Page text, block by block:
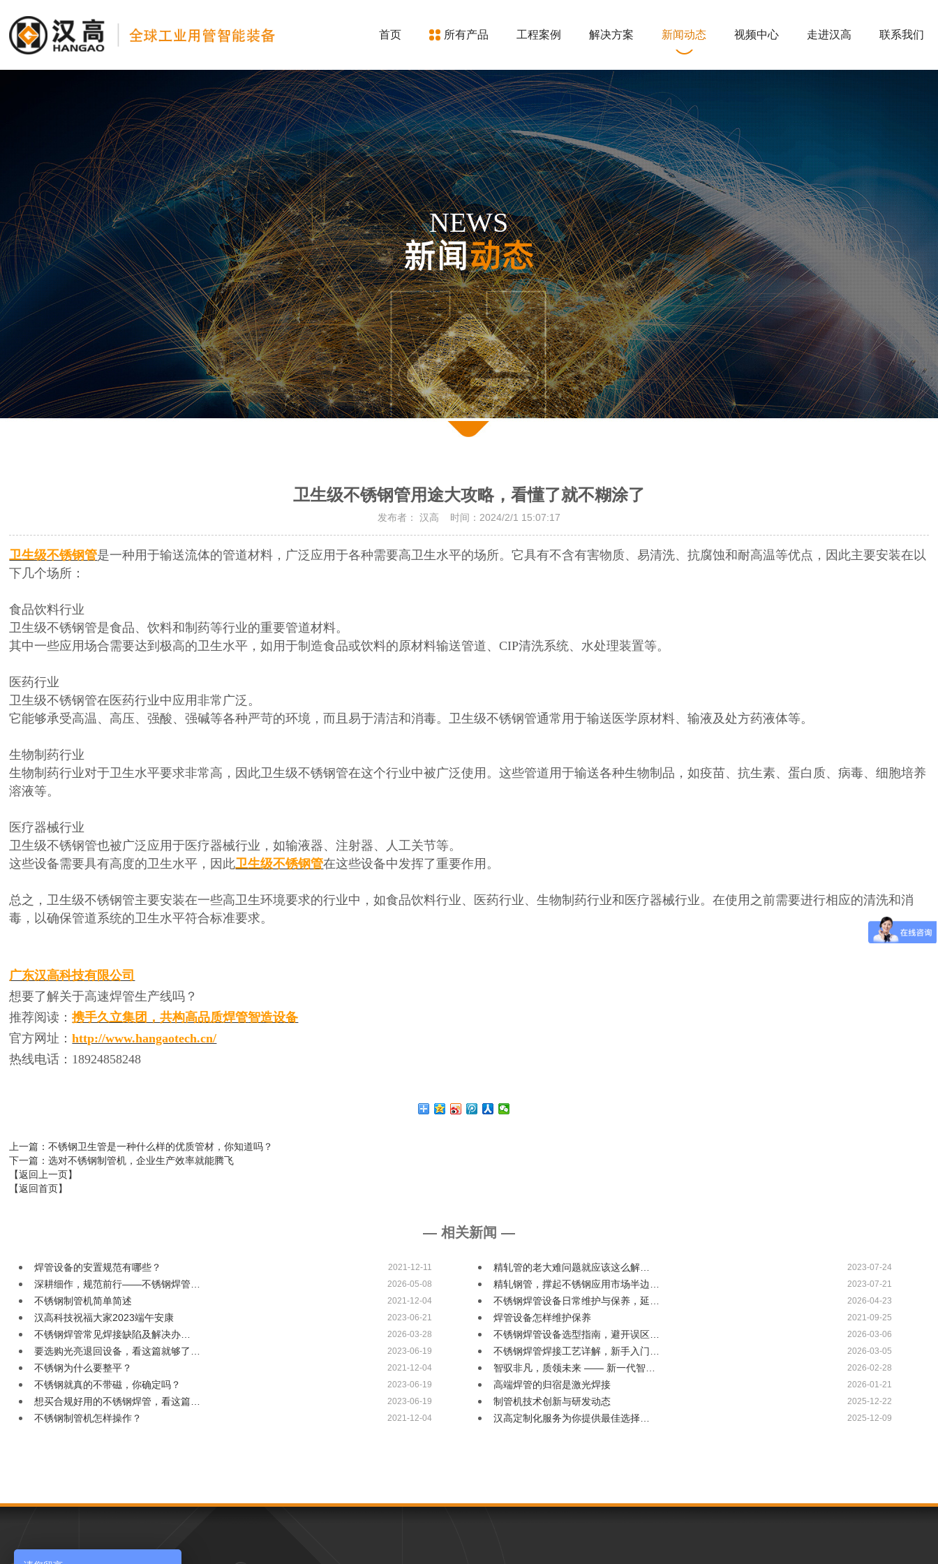
首页 所有产品 工程案例 解决方案 新闻动态 视频中心 走进汉高 联系我们
NEWS
新闻动态
卫生级不锈钢管用途大攻略，看懂了就不糊涂了
发布者： 汉高 时间：2024/2/1 15:07:17
卫生级不锈钢管是一种用于输送流体的管道材料，广泛应用于各种需要高卫生水平的场所。它具有不含有害物质、易清洗、抗腐蚀和耐高温等优点，因此主要安装在以
下几个场所：
食品饮料行业
卫生级不锈钢管是食品、饮料和制药等行业的重要管道材料。
其中一些应用场合需要达到极高的卫生水平，如用于制造食品或饮料的原材料输送管道、CIP清洗系统、水处理装置等。
医药行业
卫生级不锈钢管在医药行业中应用非常广泛。
它能够承受高温、高压、强酸、强碱等各种严苛的环境，而且易于清洁和消毒。卫生级不锈钢管通常用于输送医学原材料、输液及处方药液体等。
生物制药行业
生物制药行业对于卫生水平要求非常高，因此卫生级不锈钢管在这个行业中被广泛使用。这些管道用于输送各种生物制品，如疫苗、抗生素、蛋白质、病毒、细胞培养
溶液等。
医疗器械行业
卫生级不锈钢管也被广泛应用于医疗器械行业，如输液器、注射器、人工关节等。
这些设备需要具有高度的卫生水平，因此卫生级不锈钢管在这些设备中发挥了重要作用。
总之，卫生级不锈钢管主要安装在一些高卫生环境要求的行业中，如食品饮料行业、医药行业、生物制药行业和医疗器械行业。在使用之前需要进行相应的清洗和消
毒，以确保管道系统的卫生水平符合标准要求。
广东汉高科技有限公司
想要了解关于高速焊管生产线吗？
推荐阅读：携手久立集团，共构高品质焊管智造设备
官方网址：http://www.hangaotech.cn/
热线电话： 18924858248
上一篇 ：不锈钢卫生管是一种什么样的优质管材，你知道吗？
下一篇 ：选对不锈钢制管机，企业生产效率就能腾飞
【返回上一页】
【返回首页】
— 相关新闻 —
焊管设备的安置规范有哪些？ 2021-12-11 精轧管的老大难问题就应该这么解… 2023-07-24
深耕细作，规范前行——不锈钢焊管… 2026-05-08 精轧钢管，撑起不锈钢应用市场半边… 2023-07-21
不锈钢制管机简单简述 2021-12-04 不锈钢焊管设备日常维护与保养，延… 2026-04-23
汉高科技祝福大家2023端午安康 2023-06-21 焊管设备怎样维护保养 2021-09-25
不锈钢焊管常见焊接缺陷及解决办… 2026-03-28 不锈钢焊管设备选型指南，避开误区… 2026-03-06
要选购光亮退回设备，看这篇就够了… 2023-06-19 不锈钢焊管焊接工艺详解，新手入门… 2026-03-05
不锈钢为什么要整平？ 2021-12-04 智驭非凡，质领未来 —— 新一代智… 2026-02-28
不锈钢就真的不带磁，你确定吗？ 2023-06-19 高端焊管的归宿是激光焊接 2026-01-21
想买合规好用的不锈钢焊管，看这篇… 2023-06-19 ​制管机技术创新与研发动态 2025-12-22
不锈钢制管机怎样操作？ 2021-12-04 汉高定制化服务为你提供最佳选择… 2025-12-09